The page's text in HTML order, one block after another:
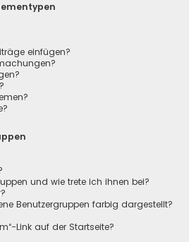
einfügen?
und wie trete ich ihnen bei?
Benutzergruppen farbig dargestellt?
Link auf der Startseite?